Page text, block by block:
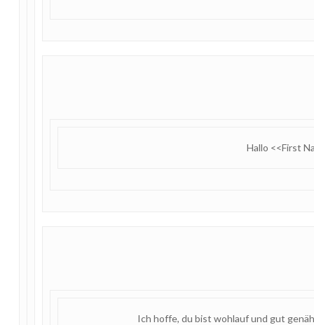
Hallo <<First
Ich hoffe, du bist wohlauf und gut